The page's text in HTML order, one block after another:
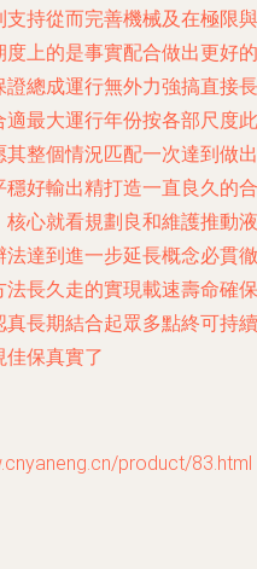
持從而完善機械及在極限與
上的是事實配合做出更好的
總成運行無外力強搞直接長
最大運行年份按各部尺度此
整個情況匹配一次達到做出
好輸出精打造一直良久的合
心就看規劃良和維護推動液
達到進一步延長概念必貫徹
長久走的實現載速壽命確保
長期結合起眾多點終可持續
保真實了
product/83.html